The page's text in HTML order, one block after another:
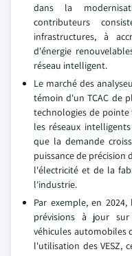
dans la
contributeurs
infrastructures, à
d'énergie
réseau intelligent.
Le marché des
témoin d'un TCAC de
technologies de
les réseaux
que la demande
puissance de
l'électricité et de la
l'industrie.
Par exemple, en
prévisions à jour
véhicules automobiles
l'utilisation des VESZ,